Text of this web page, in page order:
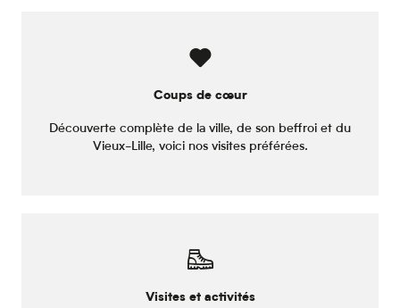
Coups de cœur
Découverte complète de la ville, de son beffroi et du
Vieux-Lille, voici nos visites préférées.
Visites et activités